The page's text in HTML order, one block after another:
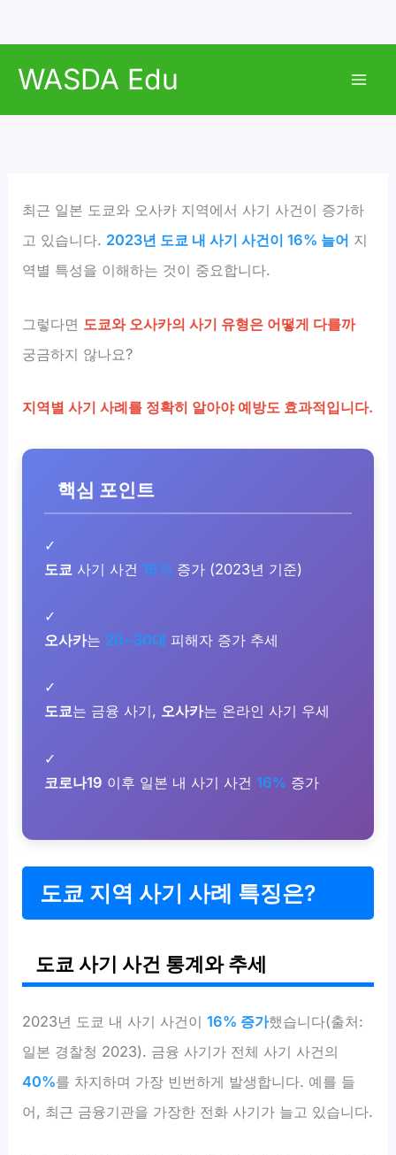
WASDA Edu
최근 일본 도쿄와 오사카 지역에서 사기 사건이 증가하
고 있습니다. 2023년 도쿄 내 사기 사건이 16% 늘어 지
역별 특성을 이해하는 것이 중요합니다.
그렇다면 도쿄와 오사카의 사기 유형은 어떻게 다를까
궁금하지 않나요?
지역별 사기 사례를 정확히 알아야 예방도 효과적입니다.
핵심 포인트
✓
도쿄 사기 사건 16% 증가 (2023년 기준)
✓
오사카는 20~30대 피해자 증가 추세
✓
도쿄는 금융 사기, 오사카는 온라인 사기 우세
✓
코로나19 이후 일본 내 사기 사건 16% 증가
도쿄 지역 사기 사례 특징은?
도쿄 사기 사건 통계와 추세
2023년 도쿄 내 사기 사건이16% 증가했습니다(출처:
일본 경찰청 2023). 금융 사기가 전체 사기 사건의
40%를 차지하며 가장 빈번하게 발생합니다. 예를 들
어, 최근 금융기관을 가장한 전화 사기가 늘고 있습니다.